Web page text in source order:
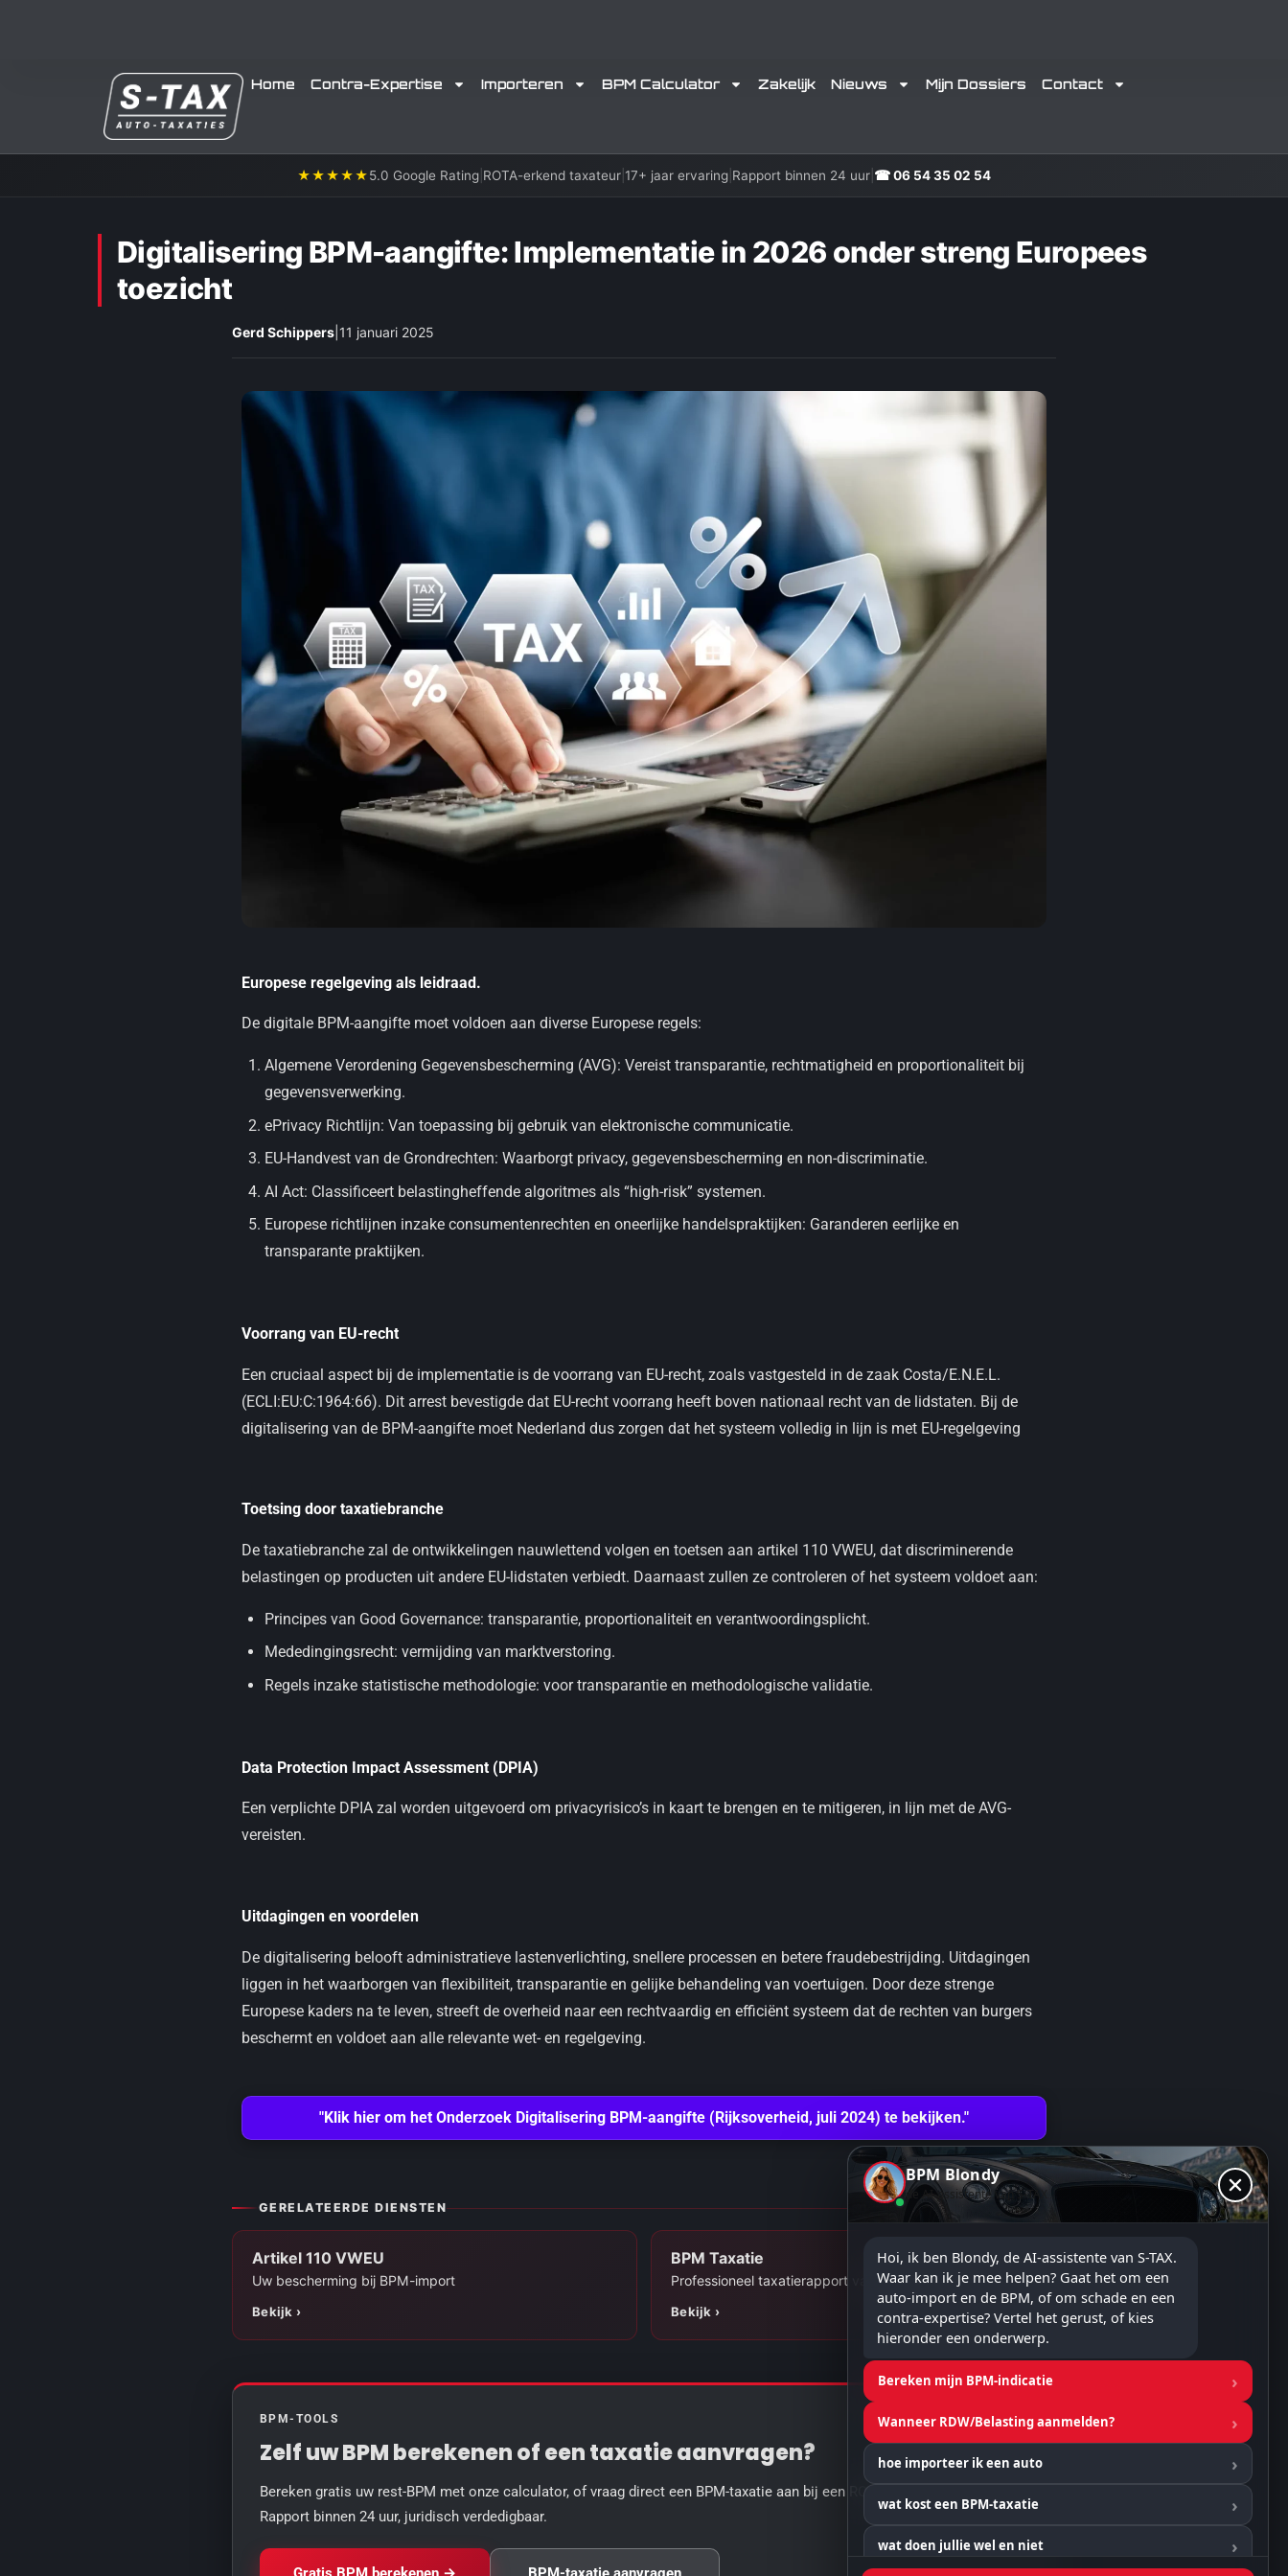
Home Contra-Expertise Importeren BPM Calculator Zakelijk Nieuws Mijn Dossiers Contact
★★★★★5.0 Google Rating ROTA-erkend taxateur 17+ jaar ervaring Rapport binnen 24 uur ☎ 06 54 35 02 54
Digitalisering BPM-aangifte: Implementatie in 2026 onder streng Europees
toezicht
Gerd Schippers 11 januari 2025
Europese regelgeving als leidraad.
De digitale BPM-aangifte moet voldoen aan diverse Europese regels:
Algemene Verordening Gegevensbescherming (AVG): Vereist transparantie, rechtmatigheid en proportionaliteit bij
gegevensverwerking.
ePrivacy Richtlijn: Van toepassing bij gebruik van elektronische communicatie.
EU-Handvest van de Grondrechten: Waarborgt privacy, gegevensbescherming en non-discriminatie.
AI Act: Classificeert belastingheffende algoritmes als “high-risk” systemen.
Europese richtlijnen inzake consumentenrechten en oneerlijke handelspraktijken: Garanderen eerlijke en
transparante praktijken.
Voorrang van EU-recht
Een cruciaal aspect bij de implementatie is de voorrang van EU-recht, zoals vastgesteld in de zaak Costa/E.N.E.L.
(ECLI:EU:C:1964:66). Dit arrest bevestigde dat EU-recht voorrang heeft boven nationaal recht van de lidstaten. Bij de
digitalisering van de BPM-aangifte moet Nederland dus zorgen dat het systeem volledig in lijn is met EU-regelgeving
Toetsing door taxatiebranche
De taxatiebranche zal de ontwikkelingen nauwlettend volgen en toetsen aan artikel 110 VWEU, dat discriminerende
belastingen op producten uit andere EU-lidstaten verbiedt. Daarnaast zullen ze controleren of het systeem voldoet aan:
Principes van Good Governance: transparantie, proportionaliteit en verantwoordingsplicht.
Mededingingsrecht: vermijding van marktverstoring.
Regels inzake statistische methodologie: voor transparantie en methodologische validatie.
Data Protection Impact Assessment (DPIA)
Een verplichte DPIA zal worden uitgevoerd om privacyrisico’s in kaart te brengen en te mitigeren, in lijn met de AVG-
vereisten.
Uitdagingen en voordelen
De digitalisering belooft administratieve lastenverlichting, snellere processen en betere fraudebestrijding. Uitdagingen
liggen in het waarborgen van flexibiliteit, transparantie en gelijke behandeling van voertuigen. Door deze strenge
Europese kaders na te leven, streeft de overheid naar een rechtvaardig en efficiënt systeem dat de rechten van burgers
beschermt en voldoet aan alle relevante wet- en regelgeving.
"Klik hier om het Onderzoek Digitalisering BPM-aangifte (Rijksoverheid, juli 2024) te bekijken."
GERELATEERDE DIENSTEN
Artikel 110 VWEU
Uw bescherming bij BPM-import
Bekijk ›
BPM Taxatie
Professioneel taxatierapport vanaf €150
Bekijk ›
BPM-TOOLS
Zelf uwBPM berekenenof een taxatie aanvragen?
Bereken gratis uw rest-BPM met onze calculator, of vraag direct een BPM-taxatie aan bij een ROTA-erkend taxateur.
Rapport binnen 24 uur, juridisch verdedigbaar.
BPM Blondy
de AI-assistente van S-TAX
Hoi, ik ben Blondy, de AI-assistente van S-TAX.
Waar kan ik je mee helpen? Gaat het om een
auto-import en de BPM, of om schade en een
contra-expertise? Vertel het gerust, of kies
hieronder een onderwerp.
Bereken mijn BPM-indicatie
Wanneer RDW/Belasting aanmelden?
hoe importeer ik een auto
wat kost een BPM-taxatie
wat doen jullie wel en niet